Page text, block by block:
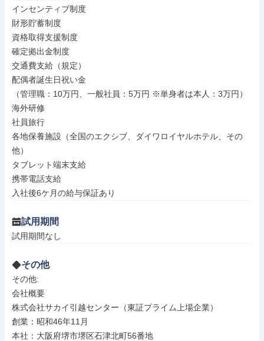
インセンティブ制度
財形貯蓄制度
資格取得支援制度
確定拠出金制度
交通費支給（規定）
配偶者誕生日祝い金
（管理職：10万円、一般社員：5万円 ※単身者は本人：3万円）
海外研修
社員旅行
各地保養施設（全国のエクシブ、ダイワロイヤルホテル、その
他）
タブレット端末支給
携帯電話支給
入社後6ケ月の給与保証あり
試用期間
試用期間なし
その他
その他:
会社概要
株式会社サカイ引越センター（東証プライム上場企業）
創業：昭和46年11月
本社：大阪府堺市堺区石津北町56番地